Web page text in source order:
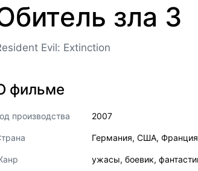
зла 3
Evil: Extinction
фильме
производства 2007
Германия, США, Франция
ужасы, боевик,